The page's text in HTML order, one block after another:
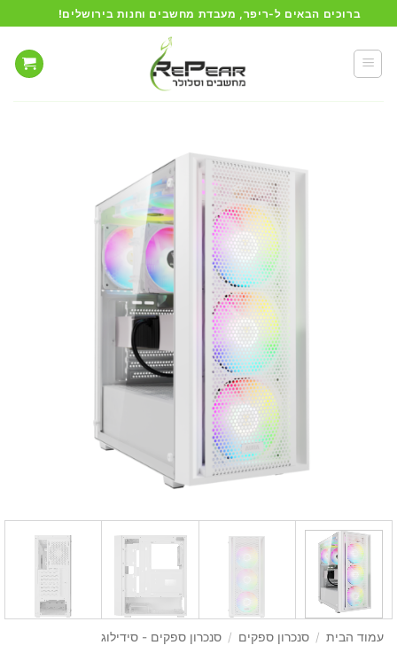
to
content
ברוכים הבאים ל-ריפר, מעבדת מחשבים וחנות בירושלים!
עמוד הבית / סנכרון ספקים / סנכרון ספקים - סידילוג